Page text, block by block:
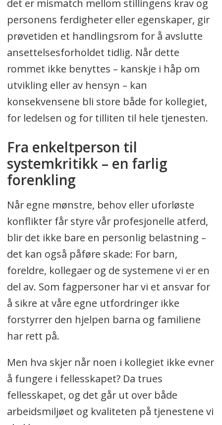
det er mismatch mellom stillingens krav og
personens ferdigheter eller egenskaper, gir
prøvetiden et handlingsrom for å avslutte
ansettelsesforholdet tidlig. Når dette
rommet ikke benyttes – kanskje i håp om
utvikling eller av hensyn – kan
konsekvensene bli store både for kollegiet,
for ledelsen og for tilliten til hele tjenesten.
Fra enkeltperson til
systemkritikk – en farlig
forenkling
Når egne mønstre, behov eller uforløste
konflikter får styre vår profesjonelle atferd,
blir det ikke bare en personlig belastning –
det kan også påføre skade: For barn,
foreldre, kollegaer og de systemene vi er en
del av. Som fagpersoner har vi et ansvar for
å sikre at våre egne utfordringer ikke
forstyrrer den hjelpen barna og familiene
har rett på.
Men hva skjer når noen i kollegiet ikke evner
å fungere i fellesskapet? Da trues
fellesskapet, og det går ut over både
arbeidsmiljøet og kvaliteten på tjenestene vi